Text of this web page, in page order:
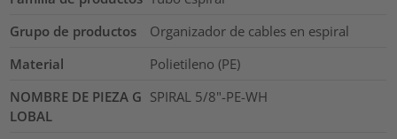
Grupo de productos
Organizador de cables en espiral
Material
Polietileno (PE)
NOMBRE DE PIEZA G
LOBAL
SPIRAL 5/8"-PE-WH